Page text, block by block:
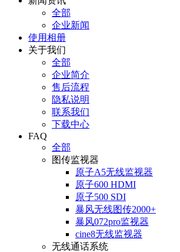
全部
企业新闻
使用相册
关于我们
全部
企业简介
售后流程
隐私说明
联系我们
下载中心
FAQ
全部
图传监视器
原子A5无线监视器
原子600 HDMI
原子500 SDI
暴风无线图传2000+
暴风072pro监视器
cine8无线监视器
无线通话系统